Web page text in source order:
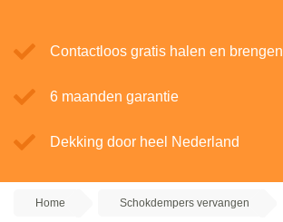
Contactloos gratis halen en brengen
6 maanden garantie
Dekking door heel Nederland
Home Schokdempers vervangen